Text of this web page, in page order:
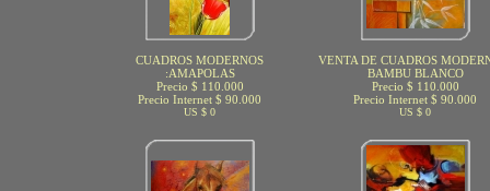
CUADROS MODERNOS
:AMAPOLAS
Precio $ 110.000
Precio Internet $ 90.000
US $ 0
VENTA DE CUADROS
BAMBU BLANCO
Precio $ 110.000
Precio Internet $ 90.000
US $ 0